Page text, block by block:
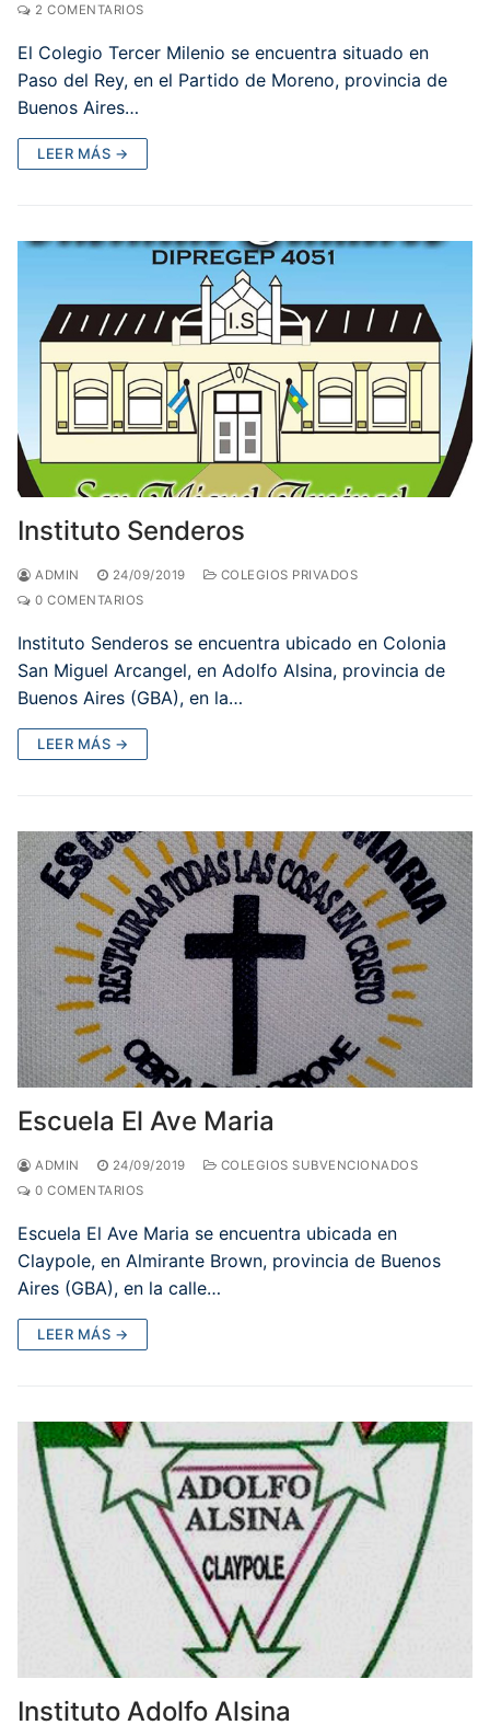
2 COMENTARIOS
El Colegio Tercer Milenio se encuentra situado en
Paso del Rey, en el Partido de Moreno, provincia de
Buenos Aires…
LEER MÁS →
Instituto Senderos
ADMIN 24/09/2019
COLEGIOS PRIVADOS
0 COMENTARIOS
Instituto Senderos se encuentra ubicado en Colonia
San Miguel Arcangel, en Adolfo Alsina, provincia de
Buenos Aires (GBA), en la…
LEER MÁS →
Escuela El Ave Maria
ADMIN 24/09/2019
COLEGIOS SUBVENCIONADOS
0 COMENTARIOS
Escuela El Ave Maria se encuentra ubicada en
Claypole, en Almirante Brown, provincia de Buenos
Aires (GBA), en la calle…
LEER MÁS →
Instituto Adolfo Alsina